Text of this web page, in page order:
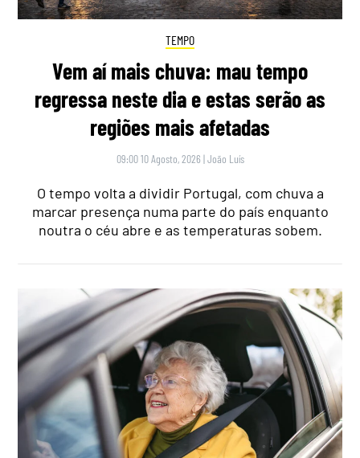
TEMPO
Vem aí mais chuva: mau tempo
regressa neste dia e estas serão as
regiões mais afetadas
09:00 10 Agosto, 2026 |João Luís
O tempo volta a dividir Portugal, com chuva a
marcar presença numa parte do país enquanto
noutra o céu abre e as temperaturas sobem.